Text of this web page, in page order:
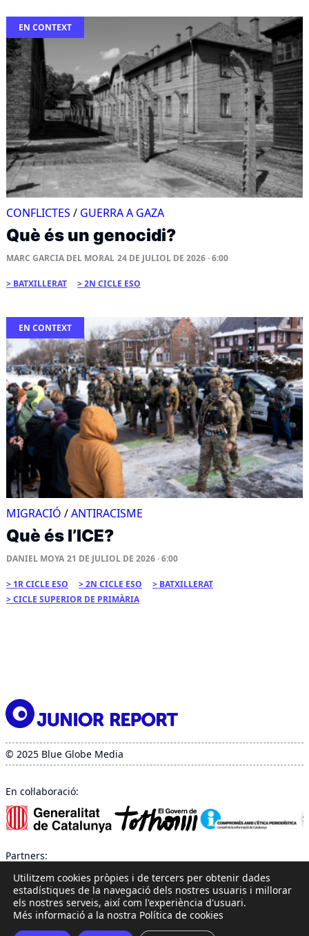
EN CONTEXT
CONFLICTES / GUERRA A GAZA
Què és un genocidi?
MARC GARCIA DEL MORAL 24 DE JULIOL DE 2026 · 6:00
BATXILLERAT 2N CICLE ESO
EN CONTEXT
MIGRACIÓ /ANTIRACISME
Què és l’ICE?
DANIEL MOYA 21 DE JULIOL DE 2026 · 6:00
1R CICLE ESO 2N CICLE ESO
BATXILLERAT
CICLE SUPERIOR DE PRIMÀRIA
© 2025 Blue Globe Media
En col·laboració:
Partners:
Utilitzem cookies pròpies i de tercers per obtenir dades
estadístiques de la navegació dels nostres usuaris i millorar
els nostres serveis, així com l'experiència d'usuari.
Més informació a la nostra Política de cookies